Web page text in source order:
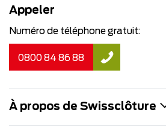
Appeler
Numéro de téléphone gratuit:
0800 84 86 88
À propos de Swissclôture